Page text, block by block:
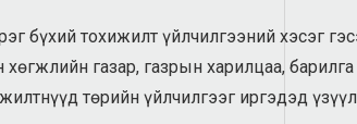
бүхий тохижилт үйлчилгээний хэсэг
газар, газрын харилцаа,
төрийн үйлчилгээг иргэдэд